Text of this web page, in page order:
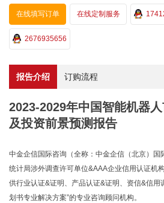
在线填写订单 在线定制服务
2676935656
报告介绍 订购流程
2023-2029年中国智能机器
及投资前景预测报告
中金企信国际咨询（全称：中金企信（北京）国
统计局涉外调查许可单位&AAA企业信用认证机
供行业认证&证明、产品认证&证明、资信&信用
划书专业解决方案”的专业咨询顾问机构。